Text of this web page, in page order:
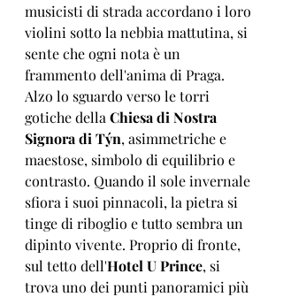
musicisti di strada accordano i loro
violini sotto la nebbia mattutina, si
sente che ogni nota è un
frammento dell'anima di Praga.
Alzo lo sguardo verso le torri
gotiche della Chiesa di Nostra
Signora di Týn, asimmetriche e
maestose, simbolo di equilibrio e
contrasto. Quando il sole invernale
sfiora i suoi pinnacoli, la pietra si
tinge di riboglio e tutto sembra un
dipinto vivente. Proprio di fronte,
sul tetto dell'Hotel U Prince, si
trova uno dei punti panoramici più